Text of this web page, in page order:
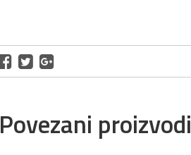
Povezani proizvodi